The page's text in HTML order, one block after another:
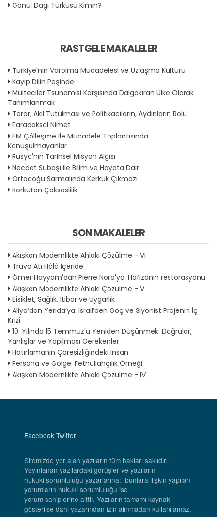
Gönül Dağı Türküsü Kimin?
RASTGELE MAKALELER
Türkiye'nin Varolma Mücadelesi ve Uzlaşma Kültürü
Kayıp Dilin Peşinde
Mülteciler Tsunamisi Karşısında Dalgakıran Ülke Olarak
Tanımlanmak
Terör, Akıl Tutulması ve Politikacıların, Aydınların Rolü
Paradoksal Nimet
BM Çölleşme İle Mücadele Toplantısında
Konuşulmayanlar
Rusya'nın Tarihsel Misyon Algısı
Necdet Subaşı ile Bilim ve Hayata Dair
Ortadoğu Sarmalında Kerkük Çıkmazı
Korkutan Çokseslilik
SON MAKALELER
Akışkan Modernlikte Ahlaki Çözülme - VI
Truva Atı Hâlâ İçeride
Ömer Hayyam'dan Pierre Nora'ya: Hafızanın restorasyonu
Akışkan Modernlikte Ahlaki Çözülme - V
Bisiklet, Sağlık, İtibar ve Uygarlık
Aliya’dan Yerida’ya: İsrail’den Göç ve Siyonist Projenin İç
Krizi
10. Yılında 15 Temmuz'u Yeniden Düşünmek: Doğrular,
Yanlışlar ve Yapılması Gerekenler
Hatırlamanın Çaresizliğindeki İnsan
Persona ve Gölge: Fethullahçılık Örneği
Akışkan Modernlikte Ahlaki Çözülme - IV
Facebook Twitter
Sitemizde yer alan yazıların tüm hakları saklıdır. .
Yayınlanan yazılardaki görüşler ve yazıların
hukuki sorumluluğu yazarlarına; bunlara ilişkin yapılan
yorumların hukuki sorumluluğu ise
yorum sahiplerine aittir. Yazıların tamamı kaynak
gösterilse dahi yazarından izin alınmadan kullanılamaz.